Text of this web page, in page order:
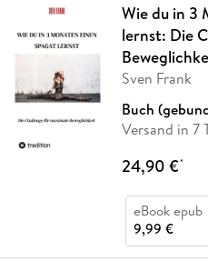
Wie du in 3
lernst: Die
Sven Frank
Buch
Versand in 7
24,90 €*
eBook epub
9,99 €